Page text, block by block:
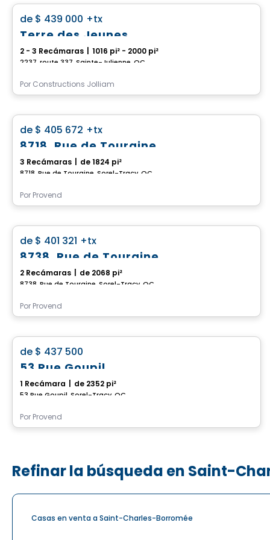
de $ 439 000 +tx
Terre des Jeunes
2 - 3 Recámaras 1016 pi² - 2000 pi²
2237, route 337, Sainte-Julienne, QC
Por Constructions Jolliam
Casa
de $ 405 672 +tx
8718, Rue de Touraine
3 Recámaras de 1824 pi²
8718, Rue de Touraine, Sorel-Tracy, QC
Por Provend
Casa
de $ 401 321 +tx
8738, Rue de Touraine
2 Recámaras de 2068 pi²
8738, Rue de Touraine, Sorel-Tracy, QC
Por Provend
Casa
de $ 437 500
53 Rue Goupil
1 Recámara de 2352 pi²
53 Rue Goupil, Sorel-Tracy, QC
Por Provend
Refinar la búsqueda en Saint-
Casas en venta a Saint-Charles-Borromée